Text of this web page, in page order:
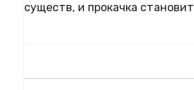
существ, и прокачка